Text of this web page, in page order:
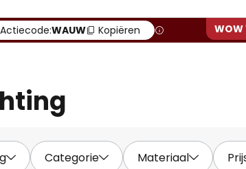
Actiecode:WAUW Kopiëren
Categorie Materiaal